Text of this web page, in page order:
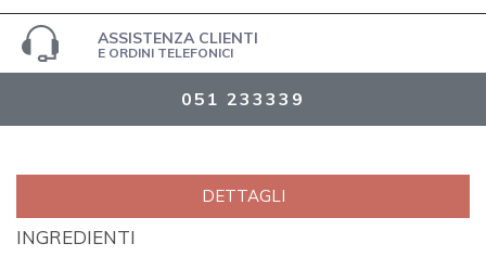
ASSISTENZA CLIENTI
E ORDINI TELEFONICI
051 233339
DETTAGLI
INGREDIENTI